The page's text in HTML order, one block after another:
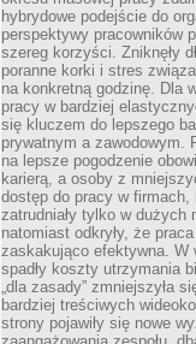
hybrydowe podejście do
perspektywy pracowników
szereg korzyści. Zniknęły
poranne korki i stres
na konkretną godzinę. Dla
pracy w bardziej
się kluczem do lepszego
prywatnym a zawodowym.
na lepsze pogodzenie
karierą, a osoby z
dostęp do pracy w firmach,
zatrudniały tylko w dużych
natomiast odkryły, że
zaskakująco efektywna. W
spadły koszty utrzymania
„dla zasady” zmniejszyła
bardziej treściwych
strony pojawiły się nowe